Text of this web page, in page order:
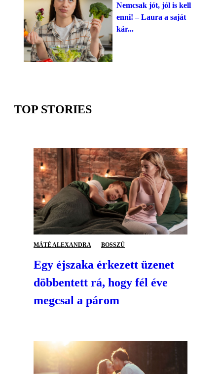
Nemcsak jót, jól is kell
enni! – Laura a saját
kár...
TOP STORIES
MÁTÉ ALEXANDRA BOSSZÚ
Egy éjszaka érkezett üzenet
döbbentett rá, hogy fél éve
megcsal a párom